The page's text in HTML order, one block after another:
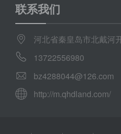
联系我们
河北省秦皇岛市北戴河
13722556980
bz4288044@126.com
http://m.qhdland.com/